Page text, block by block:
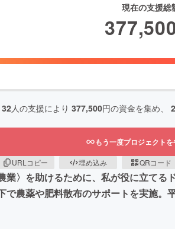
現在の支援総
32人の支援により 377,500円の資金を集め、
もう一度プロジェクト
URLコピー 埋め込み QRコード
業〉を助けるために、私が役に立て
農薬や肥料散布のサポートを実施